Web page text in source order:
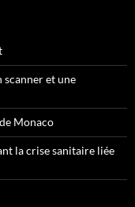
scanner et une
Monaco
la crise sanitaire liée